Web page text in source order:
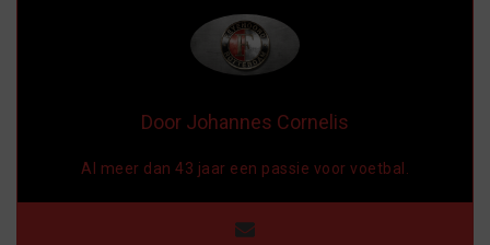
Door Johannes Cornelis
Al meer dan 43 jaar een passie voor voetbal.